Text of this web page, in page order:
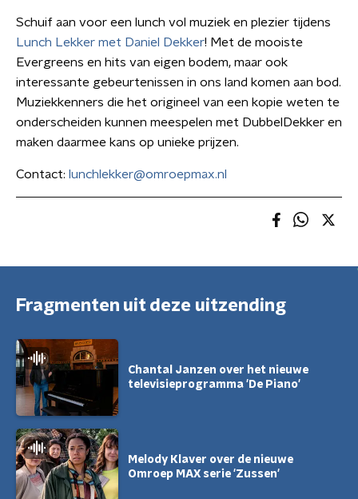
Schuif aan voor een lunch vol muziek en plezier tijdens
Lunch Lekker met Daniel Dekker! Met de mooiste
Evergreens en hits van eigen bodem, maar ook
interessante gebeurtenissen in ons land komen aan bod.
Muziekkenners die het origineel van een kopie weten te
onderscheiden kunnen meespelen met DubbelDekker en
maken daarmee kans op unieke prijzen.
Contact: lunchlekker@omroepmax.nl
Fragmenten uit deze uitzending
Chantal Janzen over het nieuwe
televisieprogramma 'De Piano'
Melody Klaver over de nieuwe
Omroep MAX serie 'Zussen'